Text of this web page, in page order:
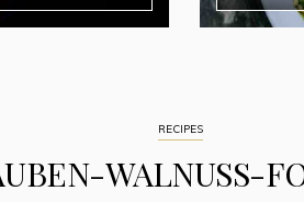
RECIPES
WALNUSS-